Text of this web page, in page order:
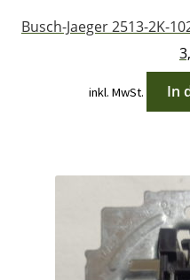
Busch-Jaeger 2513-2K-
inkl. MwSt. In